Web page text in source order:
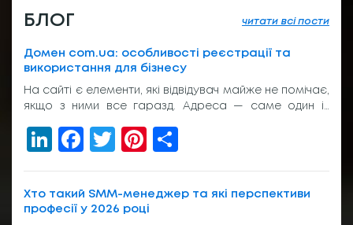
БЛОГ читати всі пости
Домен com.ua: особливості реєстрації та
використання для бізнесу
На сайті є елементи, які відвідувач майже не помічає,
якщо з ними все гаразд. Адреса — саме один із
рекламі, у листуванні з клієнтом, на вивісці біля входу
або в підписі менеджера. І якщо вона виглядає
звично, людина просто переходить далі. Без зайвих
LinkedIn
Facebook
TwitterPinterest
Хто такий SMM-менеджер та які перспективи
професії у 2026 році